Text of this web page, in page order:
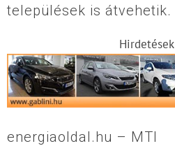
települések is átvehetik.
Hirdetések
energiaoldal.hu – MTI